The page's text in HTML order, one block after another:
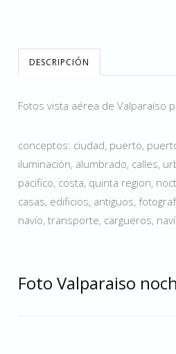
DESCRIPCIÓN
Fotos vista aérea de Valparaíso
conceptos: ciudad, puerto,
iluminación, alumbrado, calles,
pacifico, costa, quinta region,
casas, edificios, antiguos,
navío, transporte, cargueros,
Foto Valparaiso